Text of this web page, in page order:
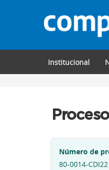
Institucional
Número de
80-0014-CDI22